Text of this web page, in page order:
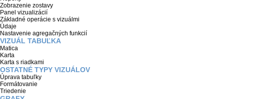
Zobrazenie zostavy
Panel vizualizácií
Základné operácie s vizuálmi
Údaje
Nastavenie agregačných funkcií
VIZUÁL TABUĽKA
Matica
Karta
Karta s riadkami
OSTATNÉ TYPY VIZUÁLOV
Úprava tabuľky
Formátovanie
Triedenie